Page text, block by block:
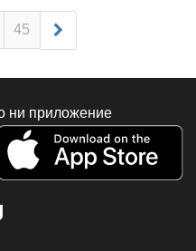
за почивка и семейно
на 100% чрез
45
ни приложение